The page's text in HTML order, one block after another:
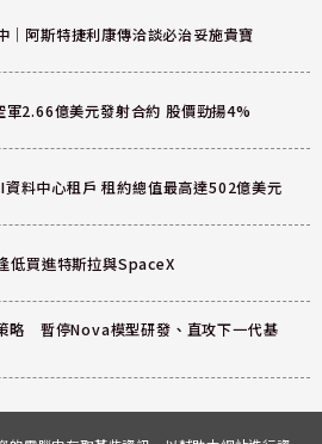
｜阿斯特捷利康傳洽談必治妥施貴寶
2.66億美元發射合約 股價勁揚4%
料中心租戶 租約總值最高達502億美元
低買進特斯拉與SpaceX
略 暫停Nova模型研發、直攻下一代基